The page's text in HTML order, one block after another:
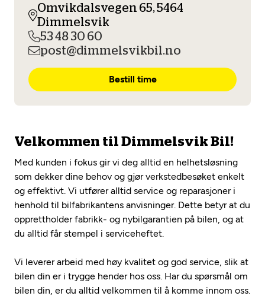
Diagnose/Feilsøking
Se alle (52) tjenester her
Mekonomen Bilkonto
Les mer
Mekonomen Fleet
Fritt verkstedvalg
Lønnsomt valg
Nybilgaranti og fabrikkgaranti
Opprett en konto
Omvikdalsvegen 65, 5464
Dimmelsvik
53 48 30 60
post@dimmelsvikbil.no
Bestill time
Velkommen til Dimmelsvik Bil!
Med kunden i fokus gir vi deg alltid en helhetsløsning
som dekker dine behov og gjør verkstedbesøket enkelt
og effektivt. Vi utfører alltid service og reparasjoner i
henhold til bilfabrikantens anvisninger. Dette betyr at du
opprettholder fabrikk- og nybilgarantien på bilen, og at
du alltid får stempel i serviceheftet.
Vi leverer arbeid med høy kvalitet og god service, slik at
bilen din er i trygge hender hos oss. Har du spørsmål om
bilen din, er du alltid velkommen til å komme innom oss.